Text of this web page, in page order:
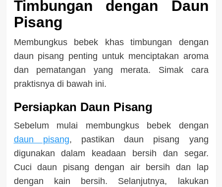
Timbungan dengan Daun
Pisang
Membungkus bebek khas timbungan dengan
daun pisang penting untuk menciptakan aroma
dan pematangan yang merata. Simak cara
praktisnya di bawah ini.
Persiapkan Daun Pisang
Sebelum mulai membungkus bebek dengan
daun pisang, pastikan daun pisang yang
digunakan dalam keadaan bersih dan segar.
Cuci daun pisang dengan air bersih dan lap
dengan kain bersih. Selanjutnya, lakukan